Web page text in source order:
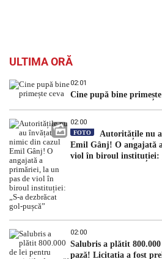
ULTIMA ORĂ
02:01
Cine pupă bine primește
02:00
FOTO
Autoritățile nu
Emil Gânj! O angajată
viol în biroul instituției:
02:00
Salubris a plătit
pază! Licitația a fost